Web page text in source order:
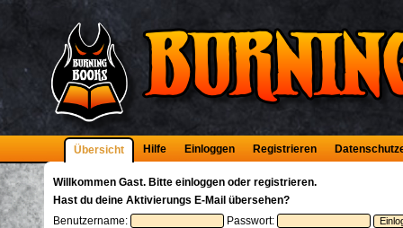
Übersicht Hilfe Einloggen Registrieren
Willkommen Gast. Bitte einloggen oder registrieren.
Hast du deine Aktivierungs E-Mail übersehen?
Benutzername:
Passwort: